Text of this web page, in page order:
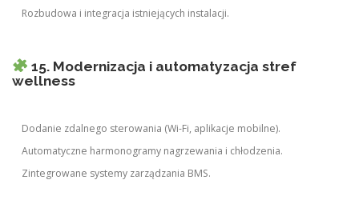
Rozbudowa i integracja istniejących instalacji.
15. Modernizacja i automatyzacja stref
wellness
Dodanie zdalnego sterowania (Wi-Fi, aplikacje mobilne).
Automatyczne harmonogramy nagrzewania i chłodzenia.
Zintegrowane systemy zarządzania BMS.